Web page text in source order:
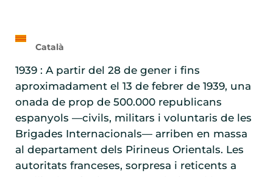
Català
1939 : A partir del 28 de gener i fins
aproximadament el 13 de febrer de 1939, una
onada de prop de 500.000 republicans
espanyols —civils, militars i voluntaris de les
Brigades Internacionals— arriben en massa
al departament dels Pirineus Orientals. Les
autoritats franceses, sorpresa i reticents a